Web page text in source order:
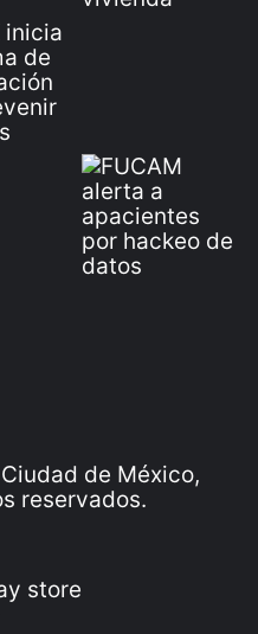
de México,
reservados.